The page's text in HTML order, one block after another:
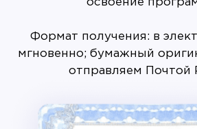
освоение
Формат получения: в
мгновенно; бумажный
отправляем Почтой